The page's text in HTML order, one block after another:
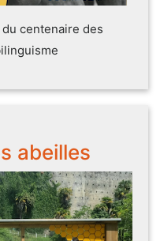
du centenaire des
abeilles